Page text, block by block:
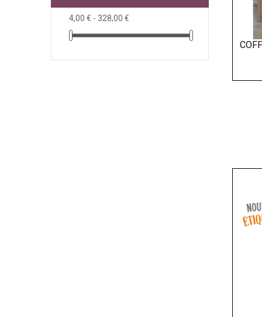
4,00 € - 328,00 €